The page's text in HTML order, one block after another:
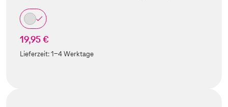
19,95 €
Lieferzeit:1-4 Werktage